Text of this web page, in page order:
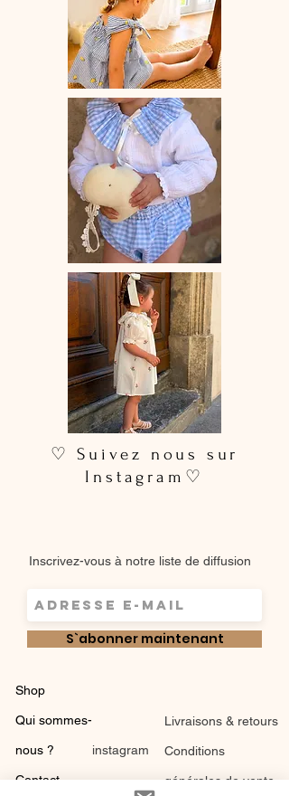
Vendue à l'unité
♡ Suivez nous sur
Instagram♡
Inscrivez-vous à notre liste de diffusion
S`abonner maintenant
Shop
Qui sommes-
nous ?
Contact
instagram
Livraisons & retours
Conditions
générales de vente